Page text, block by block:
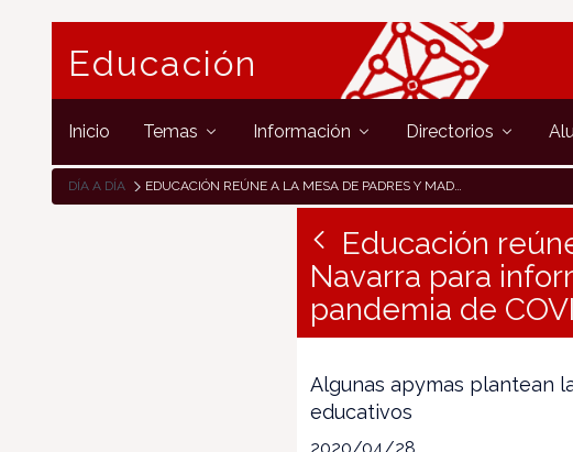
Educación
Inicio Temas Información Directorios
DÍA A DÍA EDUCACIÓN REÚNE A LA MESA DE PADRES Y MADRES DE NAVARRA PARA INFORMAR Y RECOGER APORTACIONES ANTE LA PANDEMIA DE COVID 19
Educación
Navarra para
pandemia de
Algunas apymas plantean
educativos